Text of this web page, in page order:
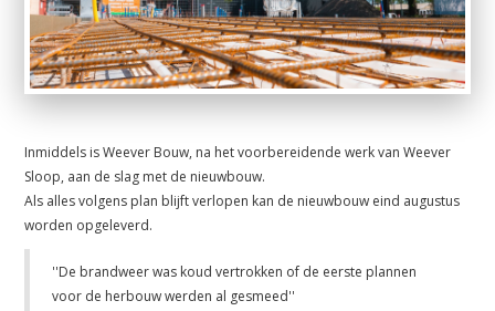
Inmiddels is Weever Bouw, na het voorbereidende werk van Weever
Sloop, aan de slag met de nieuwbouw.
Als alles volgens plan blijft verlopen kan de nieuwbouw eind augustus
worden opgeleverd.
''De brandweer was koud vertrokken of de eerste plannen
voor de herbouw werden al gesmeed''